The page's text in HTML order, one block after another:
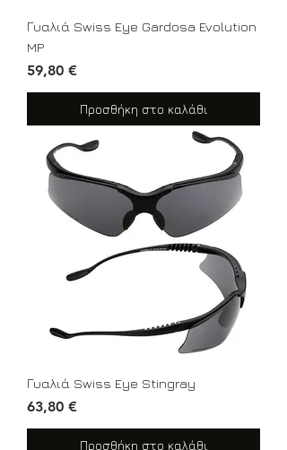
Γυαλιά Swiss Eye Gardosa Evolution
MP
Τιμή
59,80 €
Προσθήκη στο καλάθι
Γυαλιά Swiss Eye Stingray
Τιμή
63,80 €
Προσθήκη στο καλάθι